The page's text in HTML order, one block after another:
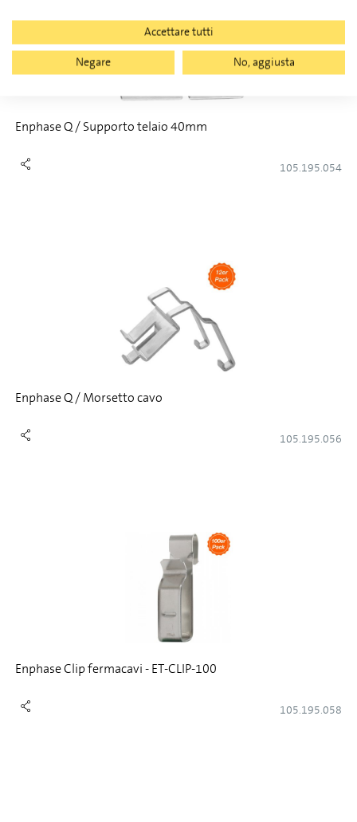
Enphase Q / Supporto telaio 40mm
105.195.054
Enphase Q / Morsetto cavo
105.195.056
Enphase Clip fermacavi - ET-CLIP-100
105.195.058
Accettare tutti
Negare
No, aggiusta